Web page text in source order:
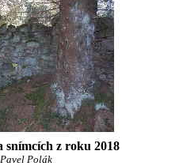
snímcích z roku 2018
Polák